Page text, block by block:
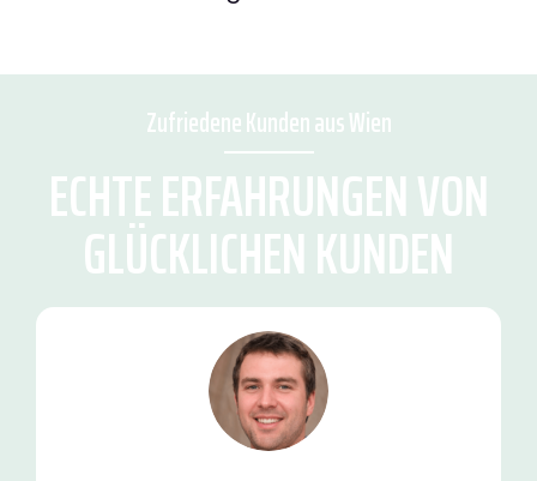
Zufriedene Kunden aus Wien
ECHTE ERFAHRUNGEN VON
GLÜCKLICHEN KUNDEN